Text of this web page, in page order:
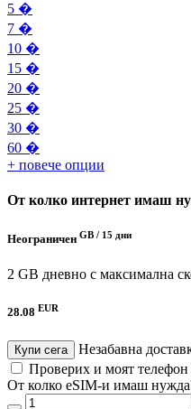
5 �
7 �
10 �
15 �
20 �
25 �
30 �
60 �
+ повече опции
От колко интернет имаш
Неограничен GB / 15 дни
2 GB дневно с максимална
28.08 EUR
Купи сега
Незабавна
Проверих и моят телефон
От колко eSIM-и имаш